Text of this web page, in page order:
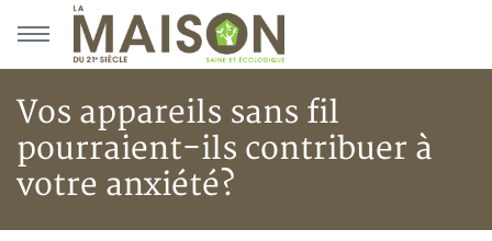
Aller au menu principal
Aller au contenu principal
Vos appareils sans fil
pourraient-ils contribuer à
votre anxiété?